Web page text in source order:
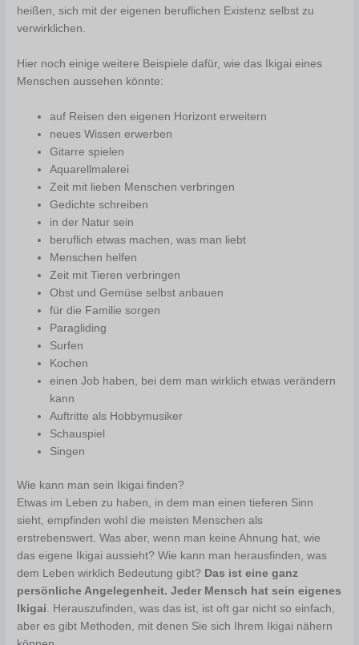
heißen, sich mit der eigenen beruflichen Existenz selbst zu
verwirklichen.
Hier noch einige weitere Beispiele dafür, wie das Ikigai eines
Menschen aussehen könnte:
auf Reisen den eigenen Horizont erweitern
neues Wissen erwerben
Gitarre spielen
Aquarellmalerei
Zeit mit lieben Menschen verbringen
Gedichte schreiben
in der Natur sein
beruflich etwas machen, was man liebt
Menschen helfen
Zeit mit Tieren verbringen
Obst und Gemüse selbst anbauen
für die Familie sorgen
Paragliding
Surfen
Kochen
einen Job haben, bei dem man wirklich etwas verändern
kann
Auftritte als Hobbymusiker
Schauspiel
Singen
Wie kann man sein Ikigai finden?
Etwas im Leben zu haben, in dem man einen tieferen Sinn
sieht, empfinden wohl die meisten Menschen als
erstrebenswert. Was aber, wenn man keine Ahnung hat, wie
das eigene Ikigai aussieht? Wie kann man herausfinden, was
dem Leben wirklich Bedeutung gibt? Das ist eine ganz
persönliche Angelegenheit. Jeder Mensch hat sein eigenes
Ikigai. Herauszufinden, was das ist, ist oft gar nicht so einfach,
aber es gibt Methoden, mit denen Sie sich Ihrem Ikigai nähern